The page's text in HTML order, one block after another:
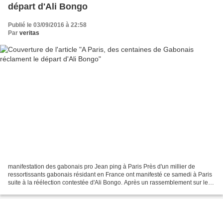
départ d'Ali Bongo
Publié le 03/09/2016 à 22:58
Par veritas
manifestation des gabonais pro Jean ping à Paris Près d'un millier de
ressortissants gabonais résidant en France ont manifesté ce samedi à Paris
suite à la réélection contestée d'Ali Bongo. Après un rassemblement sur le